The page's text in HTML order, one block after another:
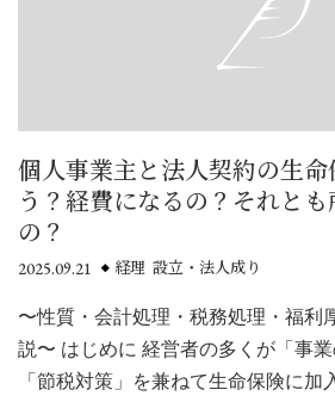
個人事業主と法人契約の生
う？経費になるの？それと
の？
2025.09.21 経理 設立・法人成り
〜性質・会計処理・税務処理・福利
説〜 はじめに 経営者の多くが「事
「節税対策」を兼ねて生命保険に